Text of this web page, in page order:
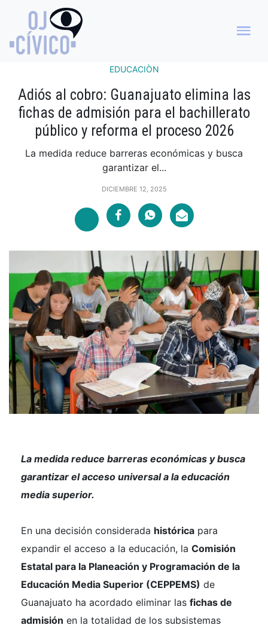
EDUCACIÒN
Adiós al cobro: Guanajuato elimina las
fichas de admisión para el bachillerato
público y reforma el proceso 2026
La medida reduce barreras económicas y busca
garantizar el...
DICIEMBRE 12, 2025
La medida reduce barreras económicas y busca
garantizar el acceso universal a la educación
media superior.
En una decisión considerada histórica para
expandir el acceso a la educación, la Comisión
Estatal para la Planeación y Programación de la
Educación Media Superior (CEPPEMS) de
Guanajuato ha acordado eliminar las fichas de
admisión en la totalidad de los subsistemas